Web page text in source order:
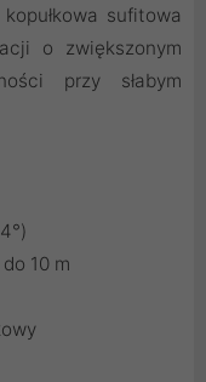
sufitowa
o zwiększonym
przy słabym
10 m